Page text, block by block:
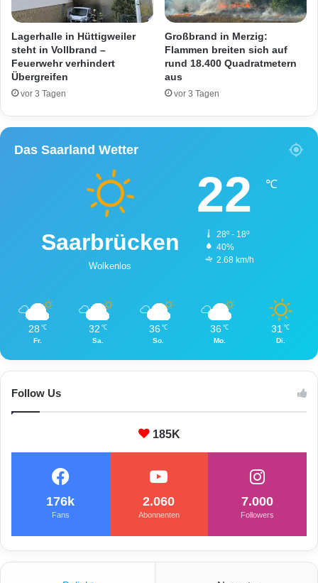
e
i
n
B
r
a
r
k
e
Lagerhalle in Hüttigweiler
steht in Vollbrand –
Feuerwehr verhindert
Übergreifen
vor 3 Tagen
Großbrand in Merzig:
Flammen breiten sich auf
rund 18.400 Quadratmetern
aus
vor 3 Tagen
Das Saarland Wetter
Saarbrücken
Wolkenlos
22 ℃
28º - 18º
40%
2.68 km/h
28 ℃
Fr.
32 ℃
Sa.
36 ℃
So.
36 ℃
Mo.
31 ℃
Di.
Follow Us
185K
176k
Fans
2.060
Abonnenten
7.000
Followers